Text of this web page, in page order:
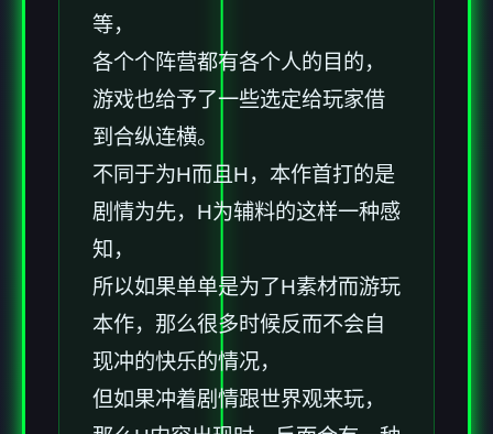
等，
各个个阵营都有各个人的目的，
游戏也给予了一些选定给玩家借
到合纵连横。
不同于为H而且H，本作首打的是
剧情为先，H为辅料的这样一种感
知，
所以如果单单是为了H素材而游玩
本作，那么很多时候反而不会自
现冲的快乐的情况，
但如果冲着剧情跟世界观来玩，